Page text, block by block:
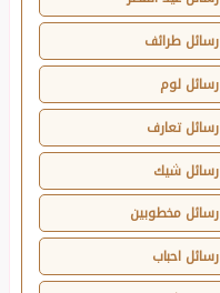
رسائل طرائف
رسائل لوم
رسائل تعارف
رسائل شيك
رسائل مخطوبين
رسائل احباب